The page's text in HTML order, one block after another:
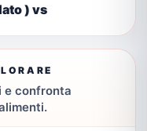
) vs
e confronta